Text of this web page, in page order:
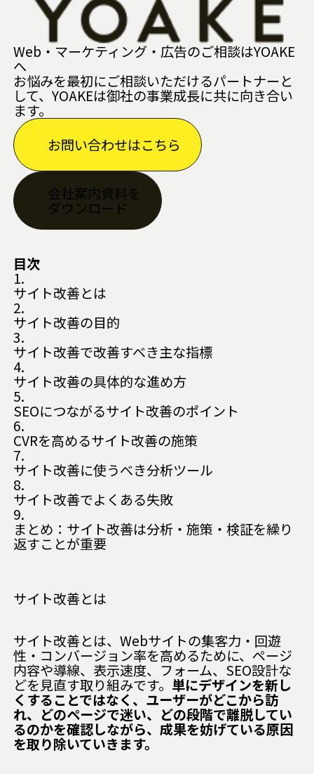
Web・マーケティング・広告のご相談はYOAKE
へ
お悩みを最初にご相談いただけるパートナーと
して、YOAKEは御社の事業成長に共に向き合い
ます。
お問い合わせはこちら
会社案内資料を
ダウンロード
目次
1.
サイト改善とは
2.
サイト改善の目的
3.
サイト改善で改善すべき主な指標
4.
サイト改善の具体的な進め方
5.
SEOにつながるサイト改善のポイント
6.
CVRを高めるサイト改善の施策
7.
サイト改善に使うべき分析ツール
8.
サイト改善でよくある失敗
9.
まとめ：サイト改善は分析・施策・検証を繰り
返すことが重要
サイト改善とは
サイト改善とは、Webサイトの集客力・回遊
性・コンバージョン率を高めるために、ページ
内容や導線、表示速度、フォーム、SEO設計な
どを見直す取り組みです。 単にデザインを新し
くすることではなく、ユーザーがどこから訪
れ、どのページで迷い、どの段階で離脱してい
るのかを確認しながら、成果を妨げている原因
を取り除いていきます。